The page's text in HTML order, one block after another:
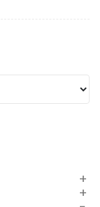
+
+